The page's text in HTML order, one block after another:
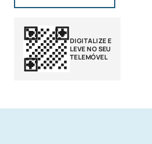
DIGITALIZE E
LEVE NO SEU
TELEMÓVEL